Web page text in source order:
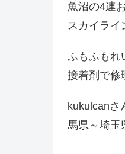
魚沼の4連
スカイライ
ふもふもれ
接着剤で修
kukulcanさ
馬県～埼玉